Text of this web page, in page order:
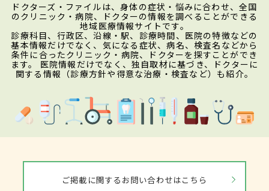
ドクターズ・ファイルは、身体の症状・悩みに合わせ、全国
のクリニック・病院、ドクターの情報を調べることができる
地域医療情報サイトです。
診療科目、行政区、沿線・駅、診療時間、医院の特徴などの
基本情報だけでなく、気になる症状、病名、検査名などから
条件に合ったクリニック・病院、ドクターを探すことができ
ます。 医院情報だけでなく、独自取材に基づき、ドクターに
関する情報（診療方針や得意な治療・検査など）も紹介。
ご掲載に関するお問い合わせはこちら